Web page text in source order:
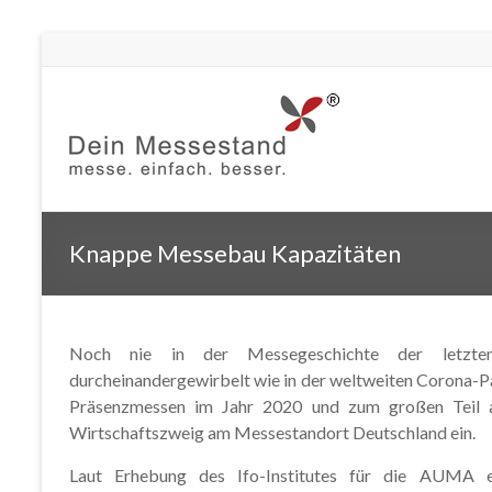
Knappe Messebau Kapazitäten
Noch nie in der Messegeschichte der
durcheinandergewirbelt wie in der weltweiten Corona-
Präsenzmessen im Jahr 2020 und zum großen
Wirtschaftszweig am Messestandort Deutschland ein.
Laut Erhebung des Ifo-Institutes für die AUMA